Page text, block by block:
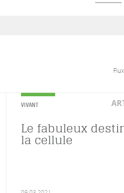
VIVANT
Le fabuleux
la cellule